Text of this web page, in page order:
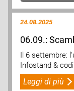
24.08.2025
06.09.:
Il 6 settembre:
Infostand &
Leggi di più